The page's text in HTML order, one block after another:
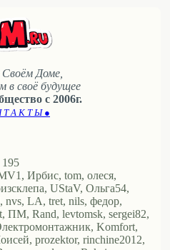
Доме,
в своё будущее
с 2006г.
Т А К Т Ы ●
195
Ирбис, tom, олеся,
UStaV, Ольга54,
LA, tret, nils, федор,
ПМ, Rand, levtomsk, sergei82,
Komfort,
prozektor, rinchine2012,